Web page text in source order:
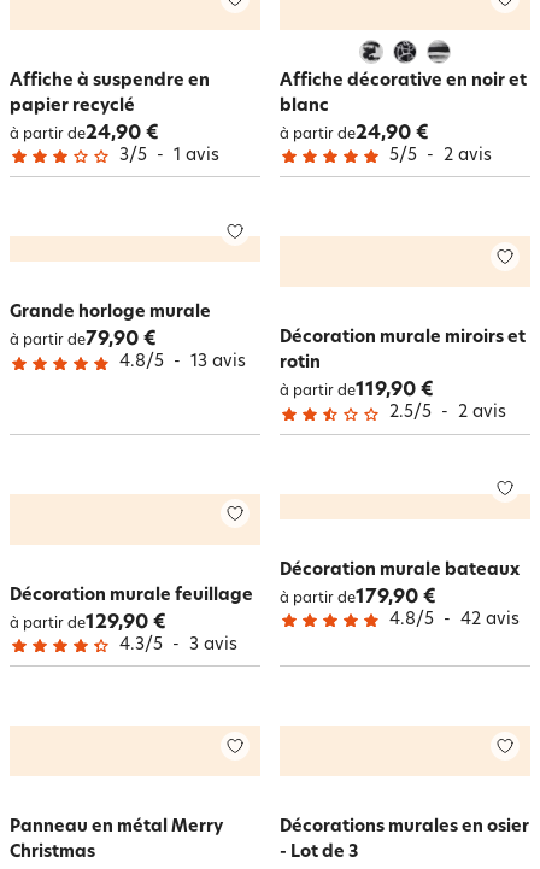
Affiche à suspendre en
papier recyclé
à partir de24,90 €
3/5 - 1 avis
Affiche décorative en noir et
blanc
à partir de24,90 €
5/5 - 2 avis
Grande horloge murale
à partir de79,90 €
4.8/5 - 13 avis
Décoration murale miroirs et
rotin
à partir de119,90 €
2.5/5 - 2 avis
Décoration murale feuillage
à partir de129,90 €
4.3/5 - 3 avis
Décoration murale bateaux
à partir de179,90 €
4.8/5 - 42 avis
Panneau en métal Merry
Christmas
Décorations murales en osier
- Lot de 3